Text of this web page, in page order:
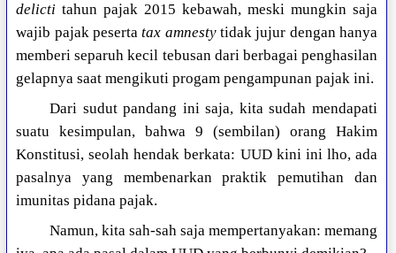
delicti tahun pajak 2015 kebawah, meski mungkin saja
wajib pajak pesertatax amnestytidak jujur dengan hanya
memberi separuh kecil tebusan dari berbagai penghasilan
gelapnya saat mengikuti progam pengampunan pajak ini.
Dari sudut pandang ini saja, kita sudah mendapati
suatu kesimpulan, bahwa 9 (sembilan) orang Hakim
Konstitusi, seolah hendak berkata: UUD kini ini lho, ada
pasalnya yang membenarkan praktik pemutihan dan
imunitas pidana pajak.
Namun, kita sah-sah saja mempertanyakan: memang